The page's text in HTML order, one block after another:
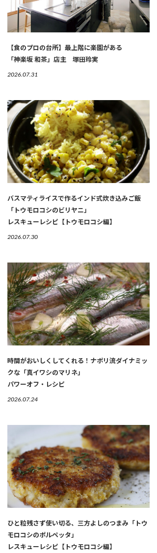
【食のプロの台所】最上階に楽園がある
「神楽坂 和茶」店主 塚田玲実
2026.07.31
バスマティライスで作るインド式炊き込みご飯
「トウモロコシのビリヤニ」
レスキューレシピ【トウモロコシ編】
2026.07.30
時間がおいしくしてくれる！ナポリ流ダイナミッ
クな「真イワシのマリネ」
パワーオフ・レシピ
2026.07.24
ひと粒残さず使い切る、三方よしのつまみ「トウ
モロコシのポルペッタ」
レスキューレシピ【トウモロコシ編】